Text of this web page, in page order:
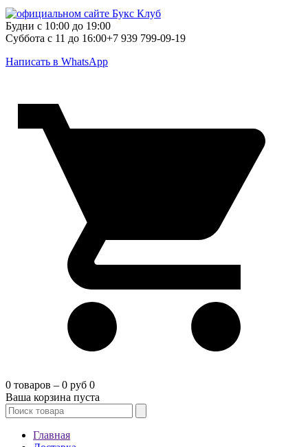
Будни с 10:00 до 19:00
Суббота с 11 до 16:00+7 939 799-09-19
Написать в WhatsApp
0 товаров – 0 руб 0
Ваша корзина пуста
Главная